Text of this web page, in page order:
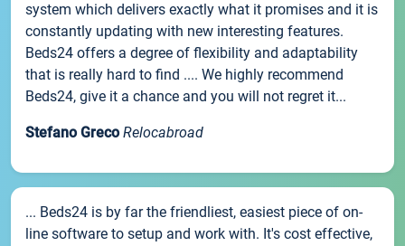
system which delivers exactly what it promises and it is
constantly updating with new interesting features.
Beds24 offers a degree of flexibility and adaptability
that is really hard to find .... We highly recommend
Beds24, give it a chance and you will not regret it...
Stefano Greco Relocabroad
... Beds24 is by far the friendliest, easiest piece of on-
line software to setup and work with. It's cost effective,